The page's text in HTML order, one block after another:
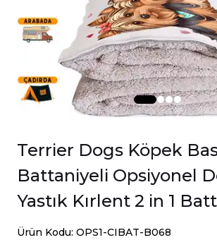
Terrier Dogs Köpek
Battaniyeli Opsiyonel
Yastık Kırlent 2 in 1
Ürün Kodu: OPS1-CIBAT-B068